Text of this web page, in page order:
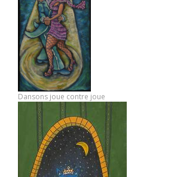
Dansons joue contre joue